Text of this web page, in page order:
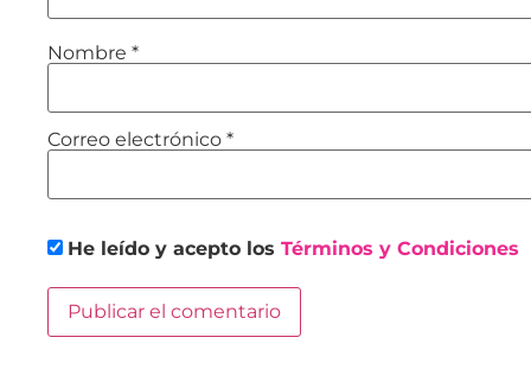
Nombre *
Correo electrónico *
He leído y acepto los Términos y Condiciones